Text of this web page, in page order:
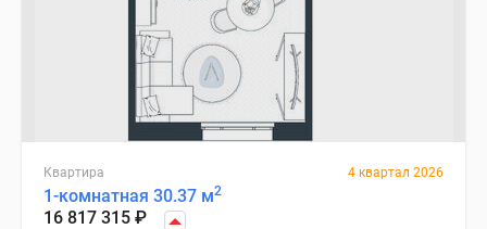
Квартира 4 квартал 2026
1-комнатная 30.37 м2
16 817 315 ₽